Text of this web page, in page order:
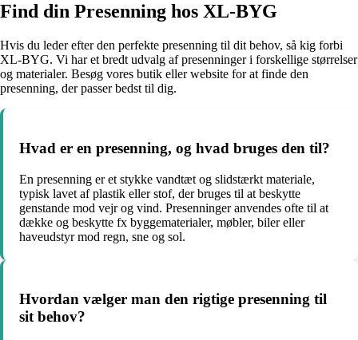
Find din Presenning hos XL-BYG
Hvis du leder efter den perfekte presenning til dit behov, så kig forbi
XL-BYG. Vi har et bredt udvalg af presenninger i forskellige størrelser
og materialer. Besøg vores butik eller website for at finde den
presenning, der passer bedst til dig.
Hvad er en presenning, og hvad bruges den til?
En presenning er et stykke vandtæt og slidstærkt materiale,
typisk lavet af plastik eller stof, der bruges til at beskytte
genstande mod vejr og vind. Presenninger anvendes ofte til at
dække og beskytte fx byggematerialer, møbler, biler eller
haveudstyr mod regn, sne og sol.
Hvordan vælger man den rigtige presenning til
sit behov?